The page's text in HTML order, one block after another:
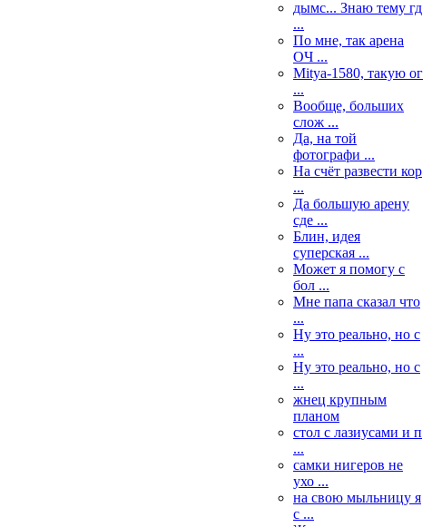
дымс... Знаю тему гд
...
По мне, так арена
ОЧ ...
Mitya-1580, такую ог
...
Вообще, больших
слож ...
Да, на той
фотографи ...
На счёт развести кор
...
Да большую арену
сде ...
Блин, идея
суперская ...
Может я помогу с
бол ...
Мне папа сказал что
...
Ну это реально, но с
...
Ну это реально, но с
...
жнец крупным
планом
стол с лазиусами и п
...
самки нигеров не
ухо ...
на свою мыльницу я
с ...